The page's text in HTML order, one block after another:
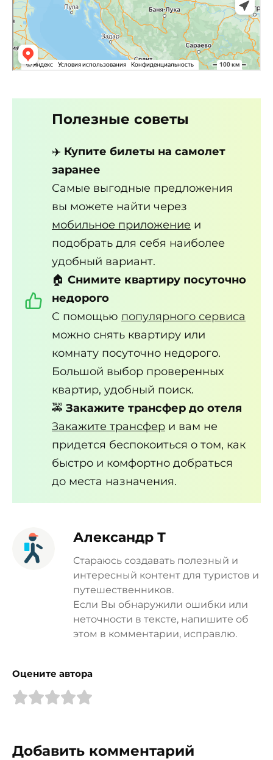
Полезные советы
✈️ Купите билеты на самолет
заранее
Самые выгодные предложения
вы можете найти через
мобильное приложение и
подобрать для себя наиболее
удобный вариант.
🏠 Снимите квартиру посуточно
недорого
С помощью популярного сервиса
можно снять квартиру или
комнату посуточно недорого.
Большой выбор проверенных
квартир, удобный поиск.
🚕 Закажите трансфер до отеля
Закажите трансфер и вам не
придется беспокоиться о том, как
быстро и комфортно добраться
до места назначения.
Александр Т
Стараюсь создавать полезный и
интересный контент для туристов и
путешественников.
Если Вы обнаружили ошибки или
неточности в тексте, напишите об
этом в комментарии, исправлю.
Оцените автора
Добавить комментарий